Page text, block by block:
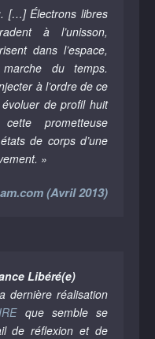
[…] Électrons libres
à l’unisson,
dans l’espace,
du temps.
à l’ordre de ce
de profil huit
prometteuse
de corps d’une
»
(Avril 2013)
Libéré(e)
dernière réalisation
que semble se
de réflexion et de